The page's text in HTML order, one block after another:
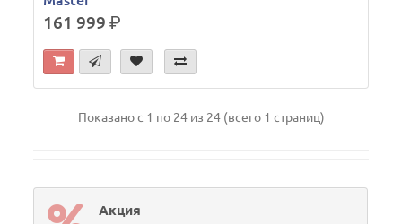
161 999р.
Показано с 1 по 24 из 24 (всего 1 страниц)
Акция